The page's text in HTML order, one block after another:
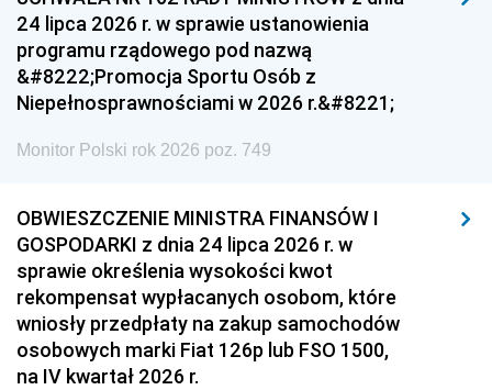
24 lipca 2026 r. w sprawie ustanowienia
programu rządowego pod nazwą
&#8222;Promocja Sportu Osób z
Niepełnosprawnościami w 2026 r.&#8221;
Monitor Polski rok 2026 poz. 749
OBWIESZCZENIE MINISTRA FINANSÓW I
GOSPODARKI z dnia 24 lipca 2026 r. w
sprawie określenia wysokości kwot
rekompensat wypłacanych osobom, które
wniosły przedpłaty na zakup samochodów
osobowych marki Fiat 126p lub FSO 1500,
na IV kwartał 2026 r.